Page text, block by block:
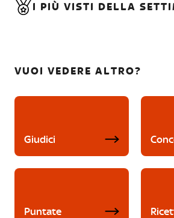
I PIÙ VISTI DELLA
VUOI VEDERE ALTRO?
Giudici
Puntate